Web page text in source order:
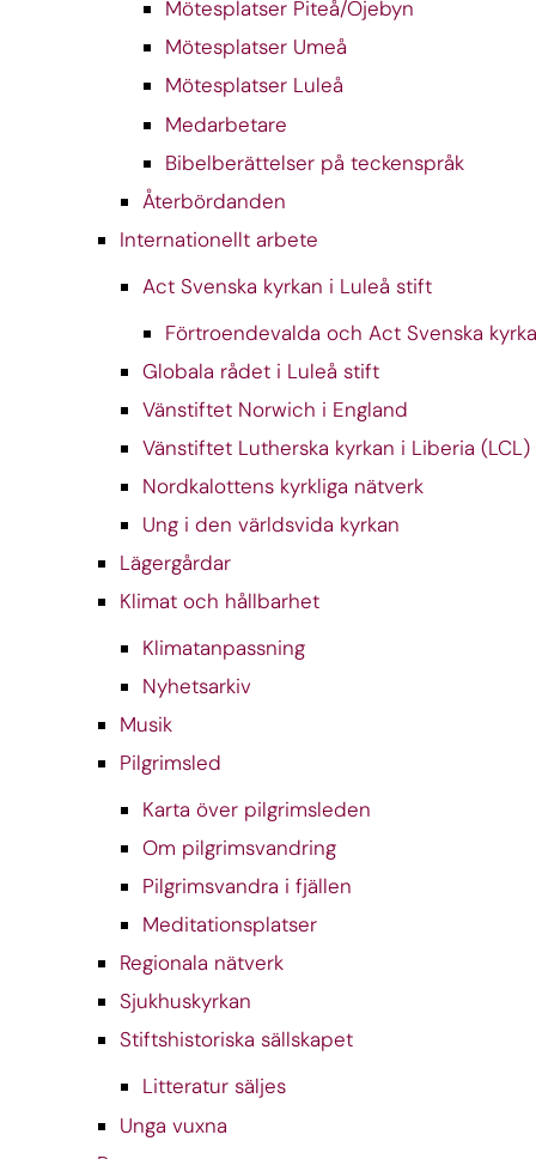
Mötesplatser Piteå/Öjebyn
Mötesplatser Umeå
Mötesplatser Luleå
Medarbetare
Bibelberättelser på teckenspråk
Återbördanden
Internationellt arbete
Act Svenska kyrkan i Luleå stift
Förtroendevalda och Act Svenska
Globala rådet i Luleå stift
Vänstiftet Norwich i England
Vänstiftet Lutherska kyrkan i Liberia (LCL)
Nordkalottens kyrkliga nätverk
Ung i den världsvida kyrkan
Lägergårdar
Klimat och hållbarhet
Klimatanpassning
Nyhetsarkiv
Musik
Pilgrimsled
Karta över pilgrimsleden
Om pilgrimsvandring
Pilgrimsvandra i fjällen
Meditationsplatser
Regionala nätverk
Sjukhuskyrkan
Stiftshistoriska sällskapet
Litteratur säljes
Unga vuxna